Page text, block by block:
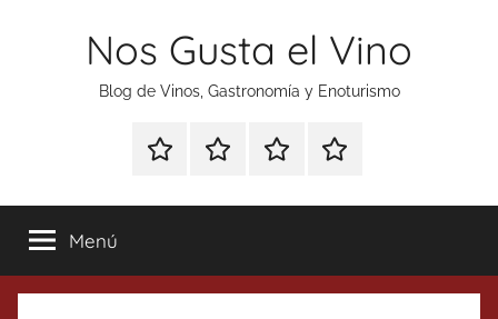
Nos Gusta el Vino
Blog de Vinos, Gastronomía y Enoturismo
Especial
Tonics
Enoturismo
Gastronomía
RankingContacto
Menú